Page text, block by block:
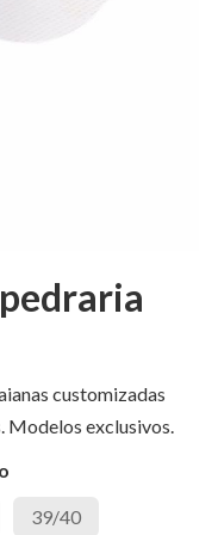
customizadas
Modelos exclusivos.
39/40